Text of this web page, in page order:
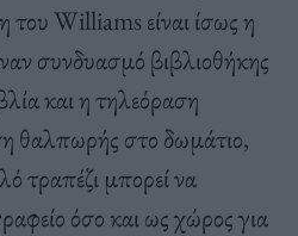
Williams είναι ίσως η
συνδυασμό βιβλιοθήκης
και η τηλεόραση
θαλπωρής στο δωμάτιο,
τραπέζι μπορεί να
όσο και ως χώρος για